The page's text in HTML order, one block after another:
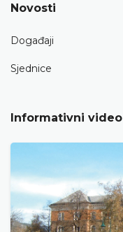
Novosti
Događaji
Sjednice
Informativni video